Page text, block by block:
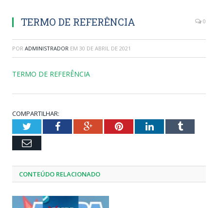
TERMO DE REFERÊNCIA 0
POR ADMINISTRADOR EM 30 DE ABRIL DE 2021
TERMO DE REFERÊNCIA
COMPARTILHAR:
TwitterFacebookGoogle+PinterestLinkedInTumblr
Email
CONTEÚDO RELACIONADO